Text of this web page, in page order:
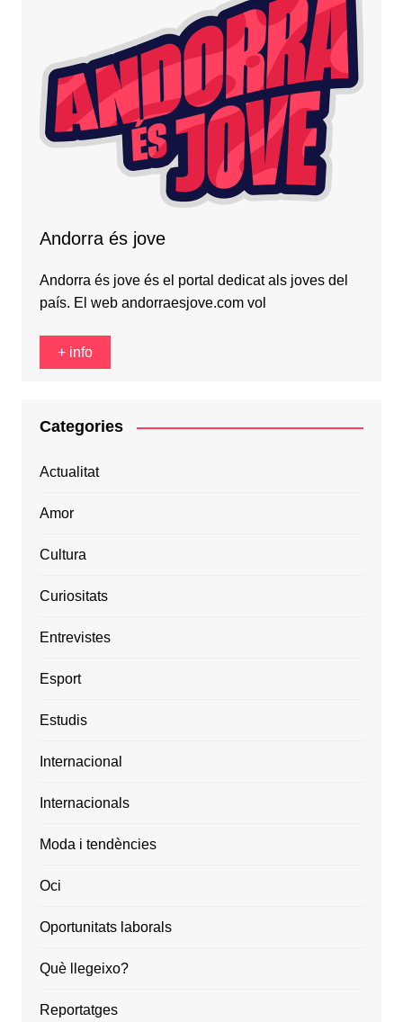
Andorra és jove
Andorra és jove és el portal dedicat als joves del
país. El web andorraesjove.com vol
+ info
Categories
Actualitat
Amor
Cultura
Curiositats
Entrevistes
Esport
Estudis
Internacional
Internacionals
Moda i tendències
Oci
Oportunitats laborals
Què llegeixo?
Reportatges